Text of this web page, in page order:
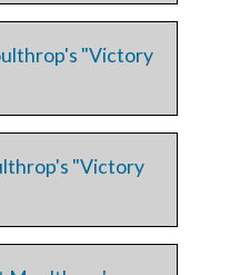
"Victory
"Victory